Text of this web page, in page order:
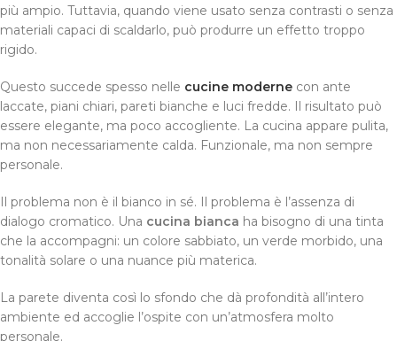
più ampio. Tuttavia, quando viene usato senza contrasti o senza
materiali capaci di scaldarlo, può produrre un effetto troppo
rigido.
Questo succede spesso nelle cucine moderne con ante
laccate, piani chiari, pareti bianche e luci fredde. Il risultato può
essere elegante, ma poco accogliente. La cucina appare pulita,
ma non necessariamente calda. Funzionale, ma non sempre
personale.
Il problema non è il bianco in sé. Il problema è l’assenza di
dialogo cromatico. Una cucina bianca ha bisogno di una tinta
che la accompagni: un colore sabbiato, un verde morbido, una
tonalità solare o una nuance più materica.
La parete diventa così lo sfondo che dà profondità all’intero
ambiente ed accoglie l’ospite con un’atmosfera molto
personale.